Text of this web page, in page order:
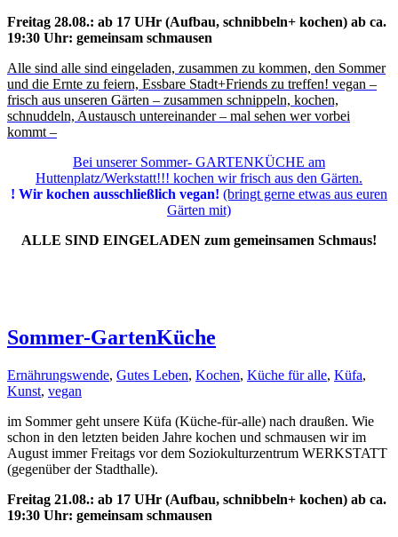
Freitag 28.08.: ab 17 UHr (Aufbau, schnibbeln+ kochen) ab ca.
19:30 Uhr: gemeinsam schmausen
Alle sind alle sind eingeladen, zusammen zu kommen, den Sommer
und die Ernte zu feiern, Essbare Stadt+Friends zu treffen! vegan –
frisch aus unseren Gärten – zusammen schnippeln, kochen,
schnuddeln, Austausch untereinander – mal sehen wer vorbei
kommt –
Bei unserer Sommer- GARTENKÜCHE am
Huttenplatz/Werkstatt!!! kochen wir frisch aus den Gärten.
! Wir kochen ausschließlich vegan! (bringt gerne etwas aus euren
Gärten mit)
ALLE SIND EINGELADEN zum gemeinsamen Schmaus!
Sommer-GartenKüche
Ernährungswende, Gutes Leben, Kochen, Küche für alle, Küfa,
Kunst, vegan
im Sommer geht unsere Küfa (Küche-für-alle) nach draußen. Wie
schon in den letzten beiden Jahre kochen und schmausen wir im
August immer Freitags vor dem Soziokulturzentrum WERKSTATT
(gegenüber der Stadthalle).
Freitag 21.08.: ab 17 UHr (Aufbau, schnibbeln+ kochen) ab ca.
19:30 Uhr: gemeinsam schmausen